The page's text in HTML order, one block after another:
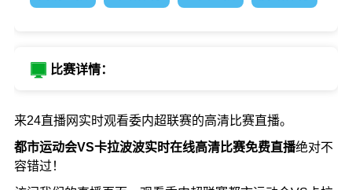
比赛详情：
来24直播网实时观看委内超联赛的高清比赛直播。
都市运动会VS卡拉波波实时在线高清比赛免费直播绝对不
容错过！